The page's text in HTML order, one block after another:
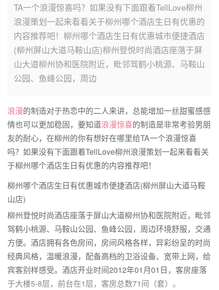
TA一个浪漫惊喜吗？如果没有下面跟着TellLove柳州
浪漫策划一起来看看关于柳州哪个酒店生日有优惠的
内容推荐吧！柳州哪个酒店生日有优惠城市便捷酒店
(柳州屏山大道马鞍山店)柳州登悦时尚酒店座落于屏
山大道柳州协和医院附近，毗邻驾鹤小桃源、马鞍山
公园、鱼峰公园，周边
浪漫的制造对于热恋中的二人来讲，总能增加一丝甜蜜感感
情也可以更加稳固，要知道浪漫惊喜的制造是非常考验男朋
友的耐心，在柳州的你有想好在哪里给TA一个浪漫惊喜
吗？如果没有下面跟着TellLove柳州浪漫策划一起来看看关
于柳州哪个酒店生日有优惠的内容推荐吧！
柳州哪个酒店生日有优惠城市便捷酒店(柳州屏山大道马鞍
山店)
柳州登悦时尚酒店座落于屏山大道柳州协和医院附近，毗邻
驾鹤小桃源、马鞍山公园、鱼峰公园，周边环境舒服，交通
方便。酒店拥有各色房间，房间风格各样，异彩纷呈的时尚
经典风格，温暖浪漫，配备高档的卫浴设备、宽带上网，给
宾客别样感受。酒店开业时间2012年01月01日，客房座落
于大楼5-8层，前台在1层，客房总数71间（套）。